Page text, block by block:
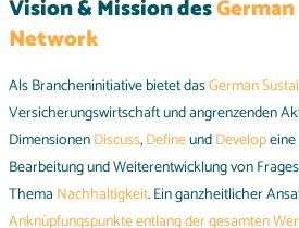
Vision & Mission des
Network
Als Brancheninitiative bietet dasGerman
Versicherungswirtschaft und angrenzenden
DimensionenDiscuss,DefineundDevelop
Bearbeitung und Weiterentwicklung von
Thema Nachhaltigkeit. Ein ganzheitlicher
Anknüpfungspunkte entlang der gesamten